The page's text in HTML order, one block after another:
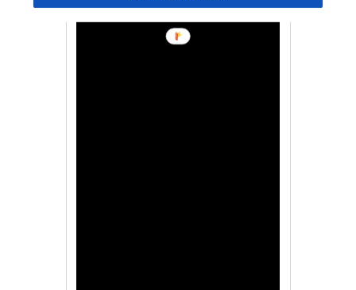
Videoclip Youtube